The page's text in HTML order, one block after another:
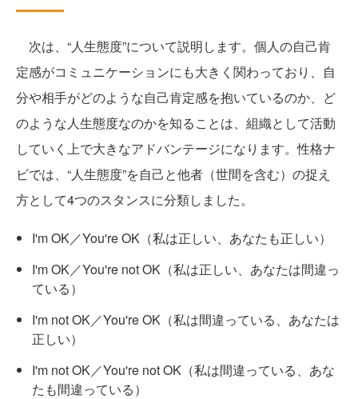
次は、“人生態度”について説明します。個人の自己肯
定感がコミュニケーションにも大きく関わっており、自
分や相手がどのような自己肯定感を抱いているのか、ど
のような人生態度なのかを知ることは、組織として活動
していく上で大きなアドバンテージになります。性格ナ
ビでは、“人生態度”を自己と他者（世間を含む）の捉え
方として4つのスタンスに分類しました。
I'm OK／You're OK（私は正しい、あなたも正しい）
I'm OK／You're not OK（私は正しい、あなたは間違っ
ている）
I'm not OK／You're OK（私は間違っている、あなたは
正しい）
I'm not OK／You're not OK（私は間違っている、あな
たも間違っている）